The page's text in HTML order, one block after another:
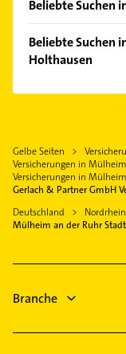
Eppinghofen
Mitte
Saarn
Styrum
Winkhausen
Duisburg
Heiligenhaus
Gelsenkirchen
Wülfrath
Beliebte Suchen
Ärztehaus
Hausarzt
Fensterbauer
Fenster
Physikalische
Physiotherapie
Beliebte Suchen
Holthausen
Arzt
Steuerberater
Gartenbau &
Rechtsanwalt
Elektroinstallation
Gelbe Seiten
Versicherungen in
Versicherungen in
Gerlach & Partner GmbH
Deutschland
Mülheim an der Ruhr
Branche